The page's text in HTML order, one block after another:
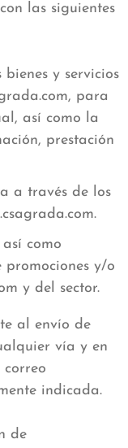
las siguientes
y servicios
para
así como la
prestación
a través de los
como
promociones y/o
y del sector.
al envío de
vía y en
indicada.
de